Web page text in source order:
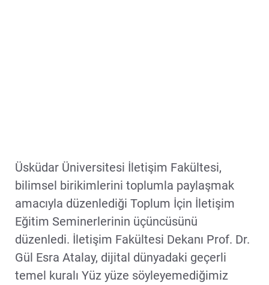
Üsküdar Üniversitesi İletişim Fakültesi,
bilimsel birikimlerini toplumla paylaşmak
amacıyla düzenlediği Toplum İçin İletişim
Eğitim Seminerlerinin üçüncüsünü
düzenledi. İletişim Fakültesi Dekanı Prof. Dr.
Gül Esra Atalay, dijital dünyadaki geçerli
temel kuralı Yüz yüze söyleyemediğimiz